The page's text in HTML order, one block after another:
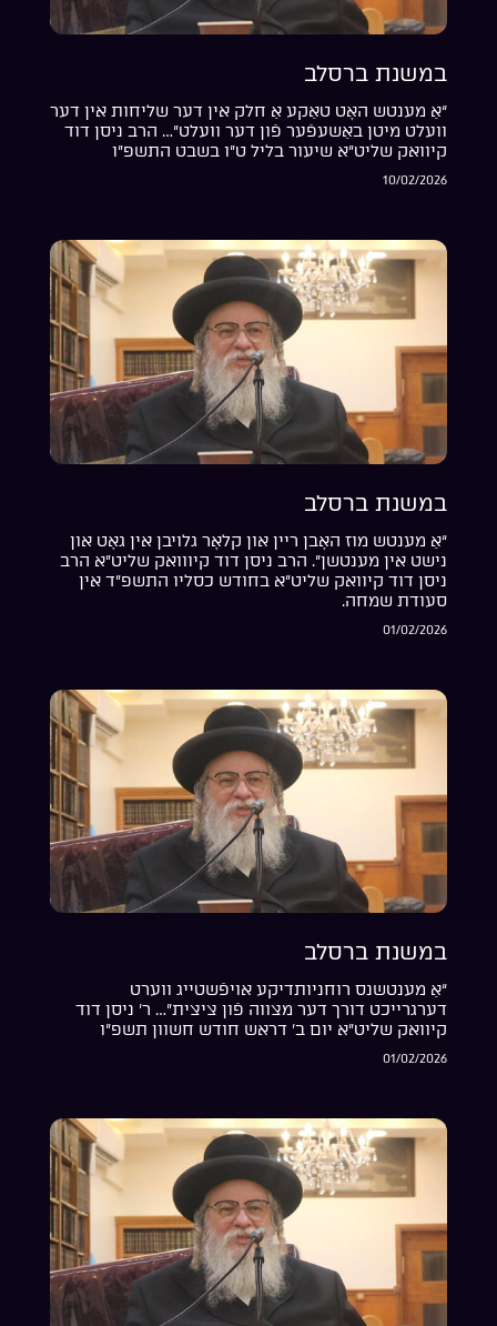
במשנת ברסלב
“אַ מענטש האָט טאַקע אַ חלק אין דער שליחות אין דער
וועלט מיטן באַשעפֿער פֿון דער וועלט”… הרב ניסן דוד
קיוואק שליט”א שיעור בליל ט”ו בשבט התשפ”ו
10/02/2026
במשנת ברסלב
“אַ מענטש מוז האָבן ריין און קלאָר גלויבן אין גאָט און
נישט אין מענטשן”. הרב ניסן דוד קיווואק שליט”א הרב
ניסן דוד קיוואק שליט”א בחודש כסליו התשפ”ד אין
סעודת שמחה.
01/02/2026
במשנת ברסלב
“אַ מענטשנס רוחניותדיקע אויפֿשטייג ווערט
דערגרייכט דורך דער מצווה פֿון ציצית”… ר’ ניסן דוד
קיוואק שליט”א יום ב’ דראש חודש חשוון תשפ”ו
01/02/2026